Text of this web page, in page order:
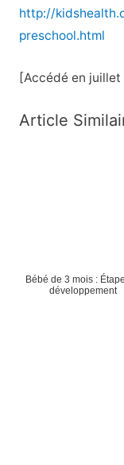
http://
preschool.html
[Accédé en juillet
Article
Bébé de 3 mois :
développement